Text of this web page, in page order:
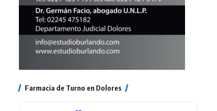
Farmacia de Turno en Dolores